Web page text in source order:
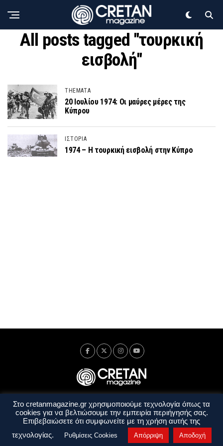
All posts tagged "τουρκική
εισβολή"
THEMATA
20 Ιουλίου 1974: Οι μαύρες μέρες της
Κύπρου
ΙΣΤΟΡΙΑ
1974 – Η τουρκική εισβολή στην Κύπρο
Ταυτότητα Πολιτική Απορρήτου
Όροι Χρήσης
Όροι και Προϋποθέσεις
Στο cretanmagazine.gr χρησιμοποιούμε τεχνολογία όπως τα
cookies για να βελτιώσουμε την εμπειρία περιήγησής σας.
Επιβεβαιώσετε ότι συμφωνείτε με τη χρήση αυτής της
τεχνολογίας.
Ρυθμίσεις Cookies Απόρριψη Αποδοχή